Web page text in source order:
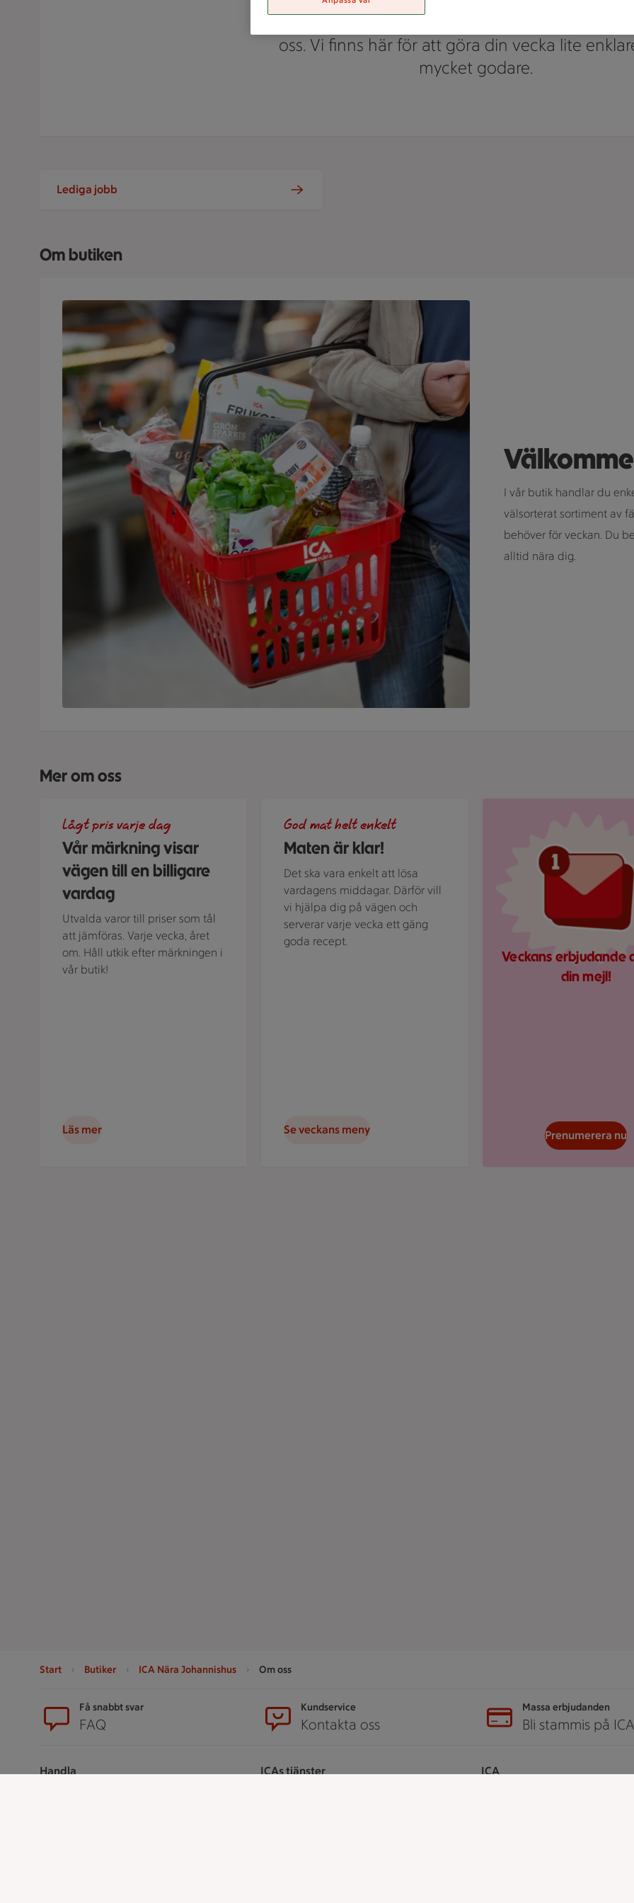
oss. Vi finns här för att göra din vecka lite
mycket godare.
Lediga jobb
Om butiken
Närbild på en kund med en välfylld ICA Nära-korg med frukt, bröd, vatten och grön basilika.
I vår butik handlar du
välsorterat sortiment av
behöver för veckan. Du
alltid nära dig.
Mer om oss
Vår märkning visar
vägen till en billigare
vardag
Lågt pris varje dag
Utvalda varor till priser som tål
att jämföras. Varje vecka, året
om. Håll utkik efter märkningen i
vår butik!
Läs mer
Maten är klar!
God mat helt enkelt
Det ska vara enkelt att lösa
vardagens middagar. Därför vill
vi hjälpa dig på vägen och
serverar varje vecka ett gäng
goda recept.
Se veckans meny
Veckans erbjudande
din mejl!
Prenumerera nu
Start Butiker ICA Nära Johannishus Om oss
Få snabbt svar
FAQ
Kundservice
Kontakta oss
Massa erbjudanden
Bli stammis på ICA
Handla ICAs tjänster ICA